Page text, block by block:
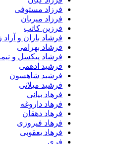
فرزاد مستوفی
فرزاد میریان
فرزین کاتب
فرشاد باران و آراد زارعی
فرشاد بهرامی
فرشاد پیکسل و نیما اهورا
فرشید ادهمی
فرشید شاهسون
فرشید میلانی
فرهاد بیانی
فرهاد داروغه
فرهاد دهقان
فرهاد فیروزی
فرهاد یعقوبی
فری